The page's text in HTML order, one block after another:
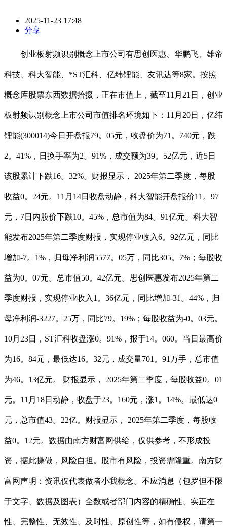
2025-11-23 17:48
分享
创业板射频识别概念上市公司有思创医惠、华鹏飞、雄帝
科技、科大智能、*ST汇科、亿纬锂能、友讯达等8家。按照
概念库股票东西数据拾掇，正在市值上，截至11月21日，创业
板射频识别概念上市公司市值排名环境如下：11月20日，亿纬
锂能(300014)今日开盘报79。05元，收盘价为71。740元，跌
2。41%，日换手率为2。91%，成交额为39。52亿元，近5日
该股累计下跌16。32%。财报显示， 2025年第二季度，每股
收益0。24元。11月14日收盘动静，科大智能开盘报价11。97
元，7日内股价下跌10。45%，总市值为84。91亿元。科大智
能发布2025年第二季度财报，实现停业收入6。92亿元，同比
增加-7。1%，归母净利润5577。05万，同比305。7%；每股收
益为0。07元。总市值50。42亿元。思创医惠发布2025年第二
季度财报，实现停业收入1。36亿元，同比增加-31。44%，归
母净利润-3227。25万，同比79。19%；每股收益为-0。03元。
10月23日，ST汇科收盘涨0。91%，报于14。060。当日最高价
为16。84元，最低达16。32元，成交量701。91万手，总市值
为46。13亿元。 财报显示， 2025年第二季度，每股收益0。01
元。11月18日动静，收盘于23。160元，涨1。14%。最低达0
元，总市值43。22亿。财报显示， 2025年第二季度，每股收
益0。12元。数据由南方财富网供给，仅供参考，不形成投
资，据此操做，风险自担。股市有风险，投资需隆重。南方财
富网声明：资讯仅代表做者小我概念。不应消息（包罗但不限
于文字、数据及图表）全数或者部门内容的精确性、实正在
性、完整性、无效性、及时性、原创性等，如有侵权，请第一